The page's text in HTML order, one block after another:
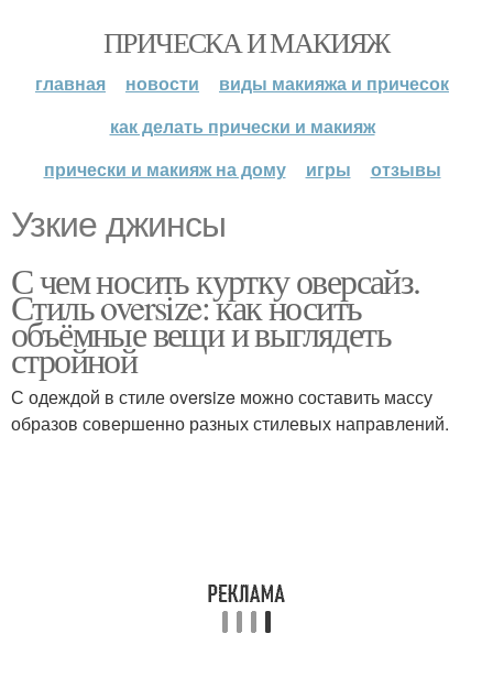
ПРИЧЕСКА И МАКИЯЖ
главная новости
виды макияжа и причесок
как делать прически и макияж
прически и макияж на дому
игры отзывы
Узкие джинсы
С чем носить куртку оверсайз.
Стиль oversize: как носить
объёмные вещи и выглядеть
стройной
С одеждой в стиле oversize можно составить массу
образов совершенно разных стилевых направлений.